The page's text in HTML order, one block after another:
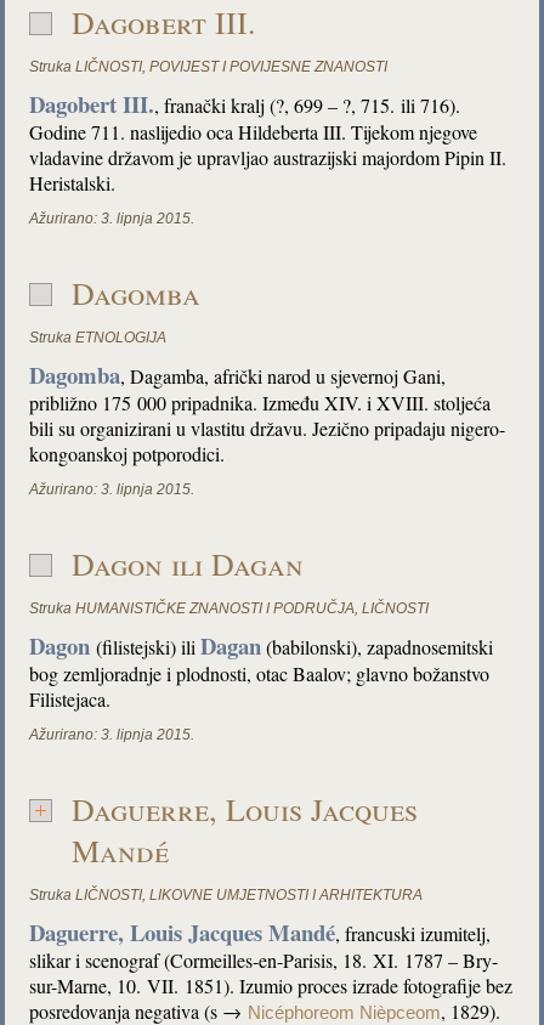
Dagobert III.
Struka LIČNOSTI,POVIJEST I POVIJESNE ZNANOSTI
Dagobert III., franački kralj (?, 699 – ?, 715. ili 716).
Godine 711. naslijedio oca Hildeberta III. Tijekom njegove
vladavine državom je upravljao austrazijski majordom Pipin II.
Heristalski.
Ažurirano: 3. lipnja 2015.
Dagomba
Struka ETNOLOGIJA
Dagomba, Dagamba, afrički narod u sjevernoj Gani,
približno 175 000 pripadnika. Između XIV. i XVIII. stoljeća
bili su organizirani u vlastitu državu. Jezično pripadaju nigero-
kongoanskoj potporodici.
Ažurirano: 3. lipnja 2015.
Dagon ili Dagan
Struka HUMANISTIČKE ZNANOSTI I PODRUČJA,LIČNOSTI
Dagon(filistejski) iliDagan(babilonski), zapadnosemitski
bog zemljoradnje i plodnosti, otac Baalov; glavno božanstvo
Filistejaca.
Ažurirano: 3. lipnja 2015.
Daguerre, Louis Jacques
Mandé
Struka LIČNOSTI,LIKOVNE UMJETNOSTI I ARHITEKTURA
Daguerre, Louis Jacques Mandé, francuski izumitelj,
slikar i scenograf (Cormeilles-en-Parisis, 18. XI. 1787 – Bry-
sur-Marne, 10. VII. 1851). Izumio proces izrade fotografije bez
posredovanja negativa (s → Nicéphoreom Nièpceom, 1829).